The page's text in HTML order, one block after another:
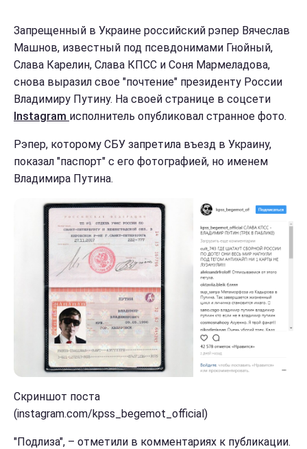
Запрещенный в Украине российский рэпер Вячеслав
Машнов, известный под псевдонимами Гнойный,
Слава Карелин, Слава КПСС и Соня Мармеладова,
снова выразил свое "почтение" президенту России
Владимиру Путину. На своей странице в соцсети
Instagram исполнитель опубликовал странное фото.
Рэпер, которому СБУ запретила въезд в Украину,
показал "паспорт" с его фотографией, но именем
Владимира Путина.
Скриншот поста
(instagram.com/kpss_begemot_official)
"Подлиза", – отметили в комментариях к публикации.